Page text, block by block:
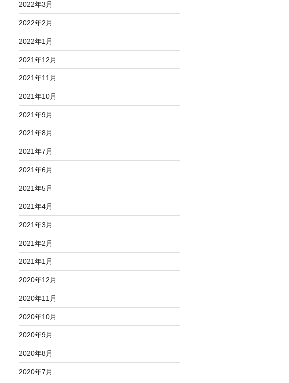
2022年3月
2022年2月
2022年1月
2021年12月
2021年11月
2021年10月
2021年9月
2021年8月
2021年7月
2021年6月
2021年5月
2021年4月
2021年3月
2021年2月
2021年1月
2020年12月
2020年11月
2020年10月
2020年9月
2020年8月
2020年7月